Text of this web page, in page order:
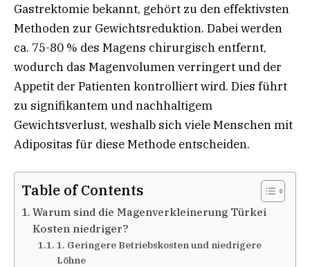
Gastrektomie bekannt, gehört zu den effektivsten
Methoden zur Gewichtsreduktion. Dabei werden
ca. 75-80 % des Magens chirurgisch entfernt,
wodurch das Magenvolumen verringert und der
Appetit der Patienten kontrolliert wird. Dies führt
zu signifikantem und nachhaltigem
Gewichtsverlust, weshalb sich viele Menschen mit
Adipositas für diese Methode entscheiden.
Table of Contents
Warum sind die Magenverkleinerung Türkei
Kosten niedriger?
1. Geringere Betriebskosten und niedrigere
Löhne